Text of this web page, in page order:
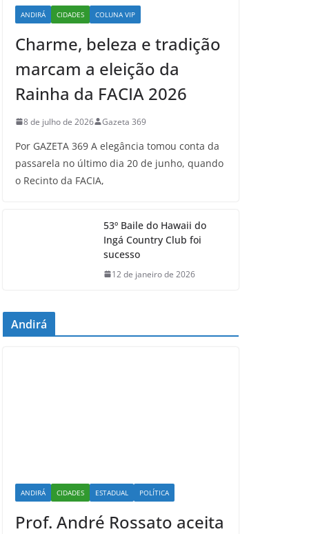
ANDIRÁ CIDADES COLUNA VIP
Charme, beleza e tradição
marcam a eleição da
Rainha da FACIA 2026
8 de julho de 2026 Gazeta 369
Por GAZETA 369 A elegância tomou conta da
passarela no último dia 20 de junho, quando
o Recinto da FACIA,
53º Baile do Hawaii do
Ingá Country Club foi
sucesso
12 de janeiro de 2026
Andirá
ANDIRÁ CIDADES ESTADUAL POLÍTICA
Prof. André Rossato aceita